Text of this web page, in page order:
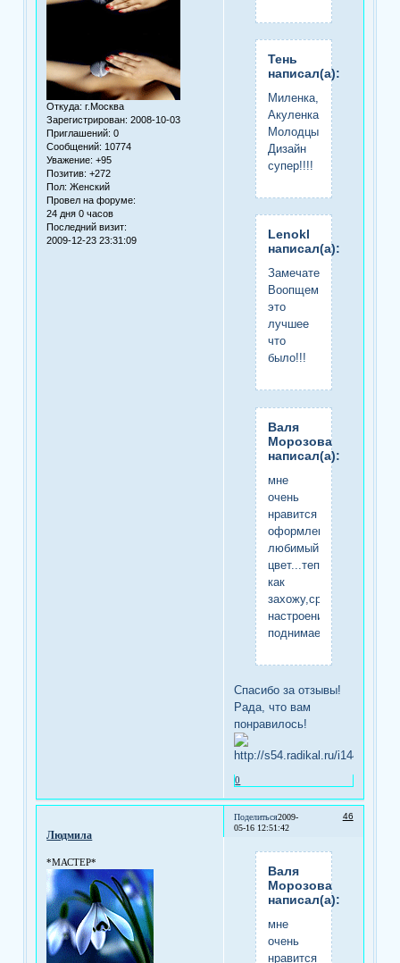
Откуда: г.Москва
Зарегистрирован: 2008-10-03
Приглашений: 0
Сообщений: 10774
Уважение: +95
Позитив: +272
Пол: Женский
Провел на форуме:
24 дня 0 часов
Последний визит:
2009-12-23 23:31:09
Тень
написал(а):
Миленка,
Акуленка!!
Молодцы!!
Дизайн
супер!!!!
Lenokl
написал(а):
Замечательно!!!!!
Воопщем
это
лучшее
что
было!!!
Валя
Морозова
написал(а):
мне
очень
нравится
оформление,мой
любимый
цвет...теперь
как
захожу,сразу
настроение
поднимается...
Спасибо за отзывы!
Рада, что вам
понравилось!
0
Поделиться 46
2009-
05-16 12:51:42
Людмила
*МАСТЕР*
Валя
Морозова
написал(а):
мне
очень
нравится